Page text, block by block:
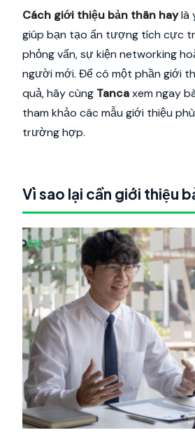
Cách giới thiệu bản thân haylà
giúp bạn tạo ấn tượng tích cực
phỏng vấn, sự kiện networking
người mới. Để có một phần giới
quả, hãy cùng Tancaxem ngay
tham khảo các mẫu giới thiệu
trường hợp.
Vì sao lại cần giới thiệu